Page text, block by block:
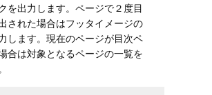
を出力します。ページで２度目
された場合はフッタイメージの
します。現在のページが目次ペ
合は対象となるページの一覧を